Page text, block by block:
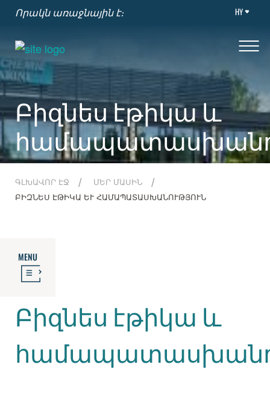
Որակն առաջնային է։ HY
Բիզնես էթիկա և
ԳԼԽԱՎՈՐ ԷՋ
ՄԵՐ ՄԱՍԻՆ
ԲԻԶՆԵՍ ԷԹԻԿԱ ԵՒ ՀԱՄԱՊԱՏԱՍԽԱՆՈՒԹՅՈՒՆ
MENU
Բիզնես էթիկա և